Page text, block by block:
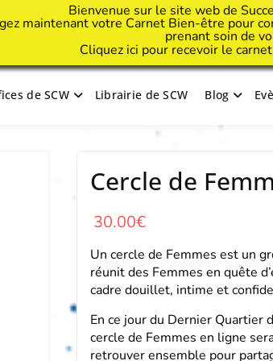
Bienvenue sur le site web de
maintenant votre Carnet Bien-être pour
prenant soin de
Cliquez ici pour recevoir le
Woman
de SCW Librairie de SCW Blog
Cercle de
30.00€
Un cercle de Femmes est un
réunit des Femmes en quête
cadre douillet, intime et
En ce jour du Dernier Quartier
cercle de Femmes en ligne
retrouver ensemble pour